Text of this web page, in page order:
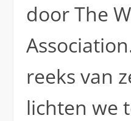
door The
reeks van
lichten we